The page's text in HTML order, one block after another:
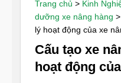
Trang chủ > Kinh
dưỡng xe nâng hàng >
lý hoạt động của xe
Cấu tạo xe
hoạt động